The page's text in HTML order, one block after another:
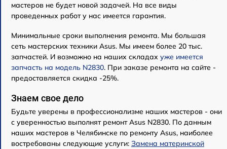
мастеров не будет новой задачей. На все виды
проведенных работ у нас имеется гарантия.
Минимальные сроки выполнения ремонта. Мы большая
сеть мастерских техники Asus. Мы имеем более 20 тыс.
запчастей. И возможно на наших складах уже имеется
запчасть на модель N2830. При заказе ремонта на сайте -
предоставляется скидка -25%.
Знаем свое дело
Будьте уверены в профессионализме наших мастеров - они
с уверенностью выполнят ремонт Asus N2830. По данным
наших мастеров в Челябинске по ремонту Asus, наиболее
востребованы следующие услуги: Замена материнской